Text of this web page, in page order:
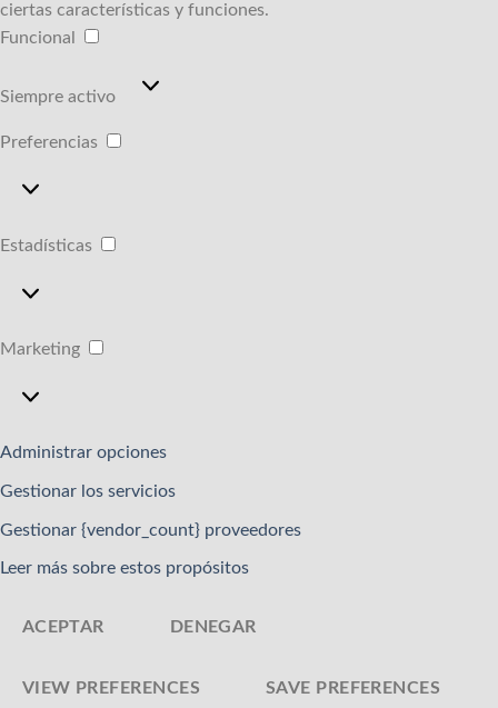
ciertas características y funciones.
Funcional
Siempre activo
Preferencias
Preferencias
Estadísticas
Estadísticas
Marketing
Marketing
Administrar opciones
Gestionar los servicios
Gestionar {vendor_count} proveedores
Leer más sobre estos propósitos
ACEPTAR DENEGAR
VIEW PREFERENCES SAVE PREFERENCES